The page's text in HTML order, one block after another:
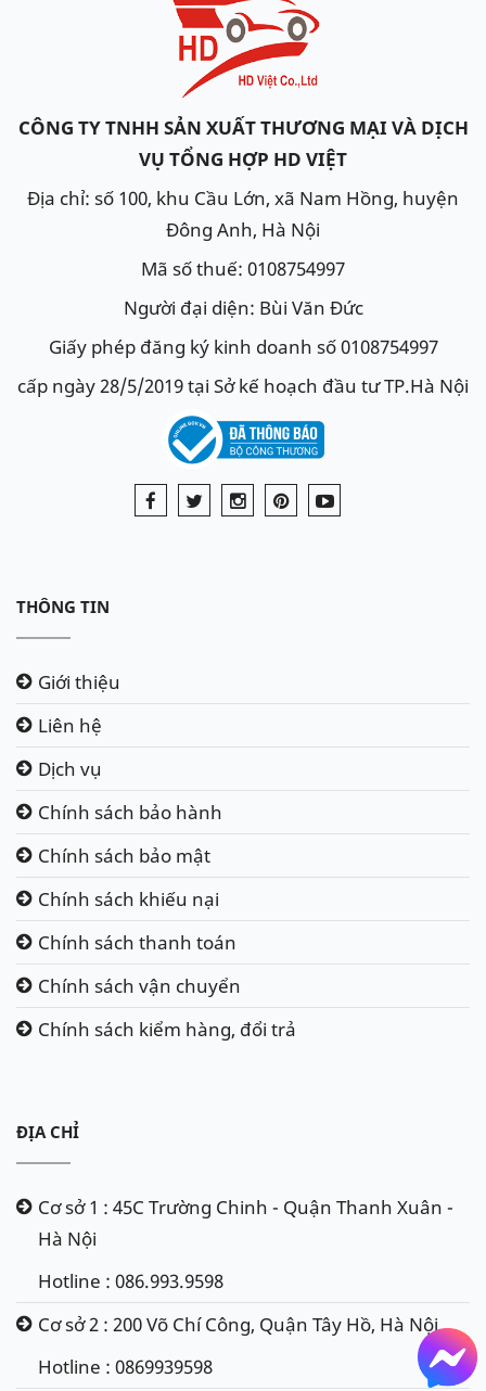
CÔNG TY TNHH SẢN XUẤT THƯƠNG MẠI VÀ DỊCH
VỤ TỔNG HỢP HD VIỆT
Địa chỉ: số 100, khu Cầu Lớn, xã Nam Hồng, huyện
Đông Anh, Hà Nội
Mã số thuế: 0108754997
Người đại diện: Bùi Văn Đức
Giấy phép đăng ký kinh doanh số 0108754997
cấp ngày 28/5/2019 tại Sở kế hoạch đầu tư TP.Hà Nội
THÔNG TIN
Giới thiệu
Liên hệ
Dịch vụ
Chính sách bảo hành
Chính sách bảo mật
Chính sách khiếu nại
Chính sách thanh toán
Chính sách vận chuyển
Chính sách kiểm hàng, đổi trả
ĐỊA CHỈ
Cơ sở 1 : 45C Trường Chinh - Quận Thanh Xuân -
Hà Nội
Hotline : 086.993.9598
Cơ sở 2 : 200 Võ Chí Công, Quận Tây Hồ, Hà Nội
Hotline : 0869939598